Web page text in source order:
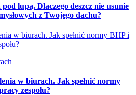
lupą. Dlaczego deszcz nie usunie
z Twojego dachu?
w biurach. Jak spełnić normy BHP i
w biurach. Jak spełnić normy
zespołu?